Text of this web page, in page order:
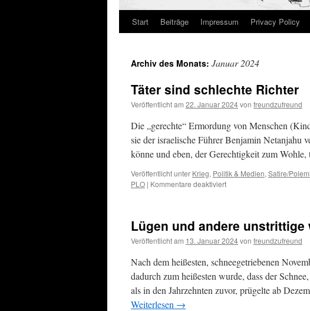
Start Beiträge Impressum Privacy Policy
Archiv des Monats: Januar 2024
Täter sind schlechte Richter
Veröffentlicht am 22. Januar 2024von freundzufreund
Die „gerechte“ Ermordung von Menschen
sie der israelische Führer Benjamin Netanjahu
könne und eben, der Gerechtigkeit zum
Veröffentlicht unter Krieg, Politik & Medien, Satire/
PLO | Kommentare deaktiviertfür
Richter
Lügen und andere
Veröffentlicht am 13. Januar 2024von freundzufreund
Nach dem heißesten, schneegetriebenen
dadurch zum heißesten wurde, dass der
als in den Jahrzehnten zuvor, prügelte ab
Weiterlesen →